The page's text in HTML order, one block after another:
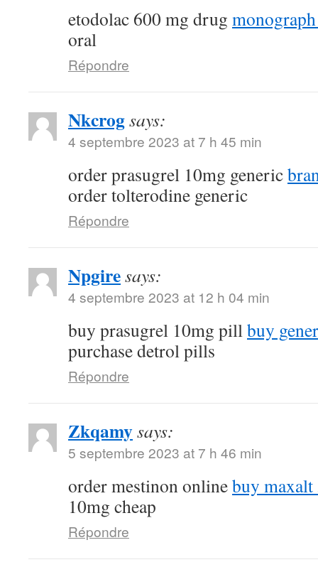
etodolac 600 mg drug
oral
Répondre
Nkcrogsays:
4 septembre 2023 at 7 h 45 min
order prasugrel 10mg generic
order tolterodine generic
Répondre
Npgiresays:
4 septembre 2023 at 12 h 04 min
buy prasugrel 10mg pillbuy
purchase detrol pills
Répondre
Zkqamysays:
5 septembre 2023 at 7 h 46 min
order mestinon onlinebuy
10mg cheap
Répondre